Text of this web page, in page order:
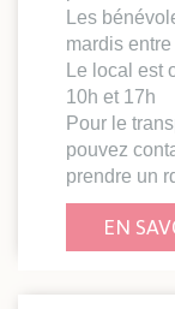
Les
mardis
Le local
10h et 17h
Pour le
pouvez
prendre un
EN